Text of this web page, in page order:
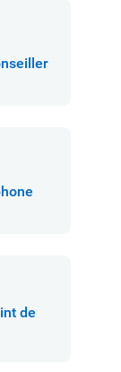
de